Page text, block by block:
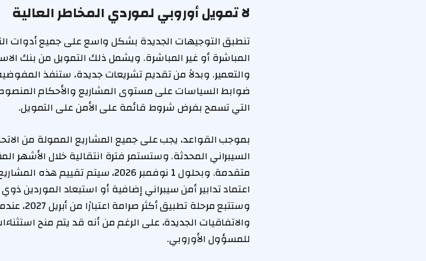
لا تمويل أوروبي لموردي المخاطر العالية
تنطبق التوجيهات الجديدة بشكل واسع على جميع أدوات
المباشرة أو غير المباشرة. ويشمل ذلك التمويل من بنك
والتعمير. وبدلاً من تقديم تشريعات جديدة، ستنفذ
ضوابط السياسات على مستوى المشاريع والأحكام المنصوص
التي تسمح بفرض شروط قائمة على الأمن على التمويل.
بموجب القواعد، يجب على جميع المشاريع الممولة من
السيبراني المحدثة. وستستمر فترة انتقالية خلال الأشهر
متقدمة. وبحلول 1 نوفمبر 2026،
اعتماد تدابير أمن سيبراني إضافية أو استبعاد الموردين
وستتبع
والاتفاقيات الجديدة، على الرغم من أنه قد يتم منح
للمسؤول الأوروبي.